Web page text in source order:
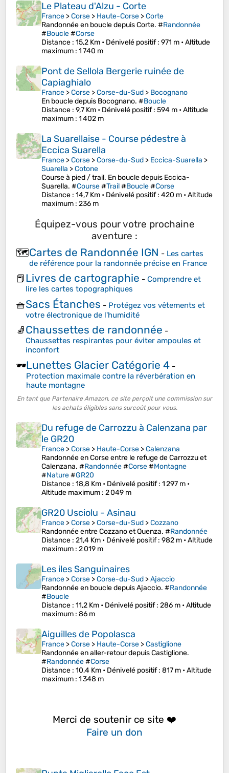
Le Plateau d'Alzu - Corte
France >Corse > Haute-Corse >Corte
Randonnée en boucle depuis Corte. #Randonnée
#Boucle#Corse
Distance : 15,2 Km • Dénivelé positif: 971 m •Altitude
maximum : 1 740 m
Pont de Sellola Bergerie ruinée de
Capiaghialo
France >Corse >Corse-du-Sud > Bocognano
En boucle depuis Bocognano. #Boucle
Distance : 9,7 Km • Dénivelé positif: 594 m •Altitude
maximum : 1 402 m
La Suarellaise - Course pédestre à
Eccica Suarella
France >Corse >Corse-du-Sud > Eccica-Suarella >
Suarella >Cotone
Course à pied / trail. En boucle depuis Eccica-
Suarella. #Course#Trail#Boucle#Corse
Distance : 14,7 Km • Dénivelé positif: 420 m •Altitude
maximum : 236 m
Équipez-vous pour votre prochaine
aventure :
🗺️Cartes de Randonnée IGN - Les cartes
de référence pour la randonnée précise en France
📕Livres de cartographie - Comprendre et
lire les cartes topographiques
🧺Sacs Étanches - Protégez vos vêtements et
votre électronique de l'humidité
🧦Chaussettes de randonnée -
Chaussettes respirantes pour éviter ampoules et
inconfort
🕶️Lunettes Glacier Catégorie 4 -
Protection maximale contre la réverbération en
haute montagne
En tant que Partenaire Amazon, ce site perçoit une commission sur
les achats éligibles sans surcoût pour vous.
Du refuge de Carrozzu à Calenzana par
le GR20
France >Corse > Haute-Corse >Calenzana
Randonnée en Corse entre le refuge de Carrozzu et
Calenzana. #Randonnée#Corse#Montagne
#Nature#GR20
Distance : 18,8 Km • Dénivelé positif: 1 297 m •
Altitude maximum : 2 049 m
GR20 Usciolu - Asinau
France >Corse >Corse-du-Sud >Cozzano
Randonnée entre Cozzano et Quenza. #Randonnée
Distance : 21,4 Km • Dénivelé positif: 982 m •Altitude
maximum : 2 019 m
Les iles Sanguinaires
France >Corse >Corse-du-Sud >Ajaccio
Randonnée en boucle depuis Ajaccio. #Randonnée
#Boucle
Distance : 11,2 Km • Dénivelé positif: 286 m •Altitude
maximum : 86 m
Aiguilles de Popolasca
France >Corse > Haute-Corse >Castiglione
Randonnée en aller-retour depuis Castiglione.
#Randonnée#Corse
Distance : 10,4 Km • Dénivelé positif: 817 m •Altitude
maximum : 1 348 m
Merci de soutenir ce site ❤️
Faire un don